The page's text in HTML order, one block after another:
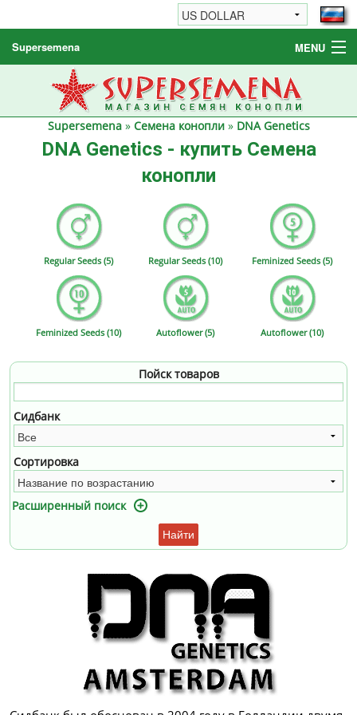
Supersemena MENU
Семена конопли
Другие товары
Как заказать / FAQ
Supersemena» Семена конопли» DNA Genetics
DNA Genetics - купить Семена
конопли
Regular Seeds (5) Regular Seeds (10) Feminized Seeds (5)
Feminized Seeds (10) Autoflower (5) Autoflower (10)
Пойск товаров
Сидбанк
Сортировка
Расширенный поиск
Найти